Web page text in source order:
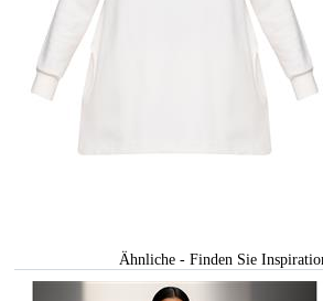
Ähnliche - Finden Sie